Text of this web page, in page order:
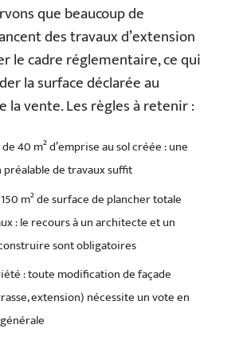
que beaucoup de
des travaux d’extension
le cadre réglementaire, ce qui
la surface déclarée au
la vente. Les règles à retenir :
40 m² d’emprise au sol créée : une
de travaux suffit
m² de surface de plancher totale
: le recours à un architecte et un
sont obligatoires
: toute modification de façade
extension) nécessite un vote en